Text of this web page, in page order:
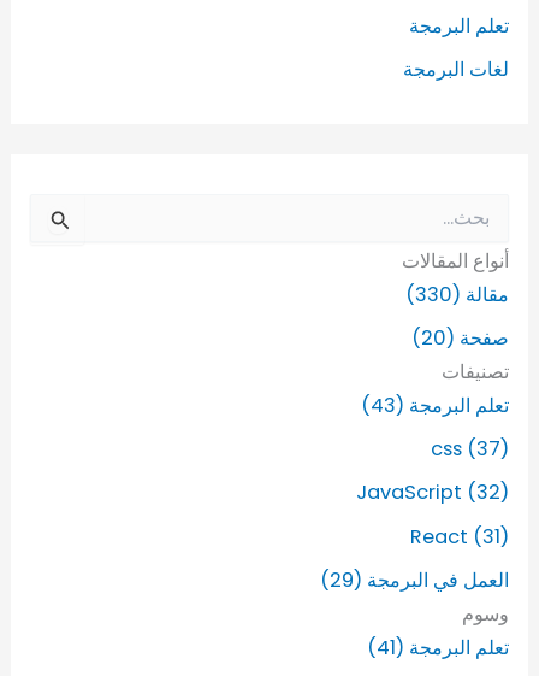
تعلم البرمجة
لغات البرمجة
ب
ح
ع
:
أنواع المقالات
مقالة (330)
صفحة (20)
تصنيفات
تعلم البرمجة (43)
css (37)
JavaScript (32)
React (31)
العمل في البرمجة (29)
وسوم
تعلم البرمجة (41)